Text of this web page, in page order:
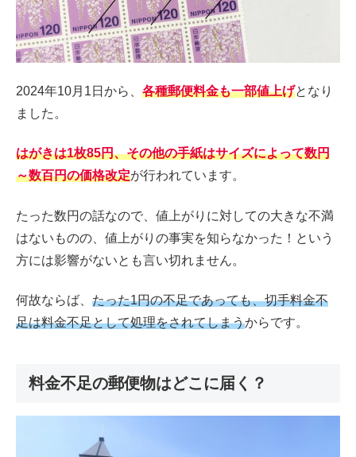
2024年10月1日から、 各種郵便料金も一部値上げとなり
ました。
はがきは1枚85円、その他の手紙はサイズによって数円
～数百円の価格改定が行われています。
たった数円の話なので、値上がりに対しての大きな不満
はないものの、値上がりの事実を知らなかった！という
方には影響がないとも言い切れません。
何故ならば、 たった1円の不足であっても、切手料金不
足は料金不足として処理をされてしまうからです。
料金不足の郵便物はどこに届く？